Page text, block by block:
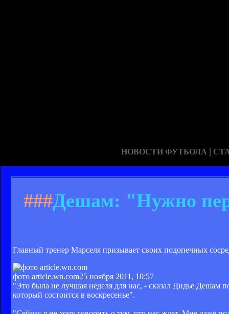
НОВОСТИ ФУТБОЛА |
###Дешам: "Нужно
Главный тренер Марселя призывает своих подопечных
фото article.wn.com25 ноября 2011, 10:57
"Это была не лучшая неделя для нас, - сказал Дидье Дешам
который состоится в воскресенье".